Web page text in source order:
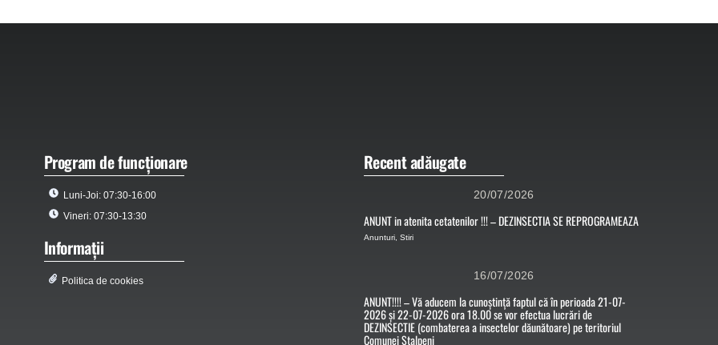
Program de funcționare
Luni-Joi: 07:30-16:00
Vineri: 07:30-13:30
Informații
Politica de cookies
Recent adăugate
20/07/2026
ANUNT in atenita cetatenilor !!! – DEZINSECTIA SE REPROGRAMEAZA
Anunturi, Stiri
16/07/2026
ANUNT!!!! – Vă aducem la cunoștință faptul că în perioada 21-07-
2026 și 22-07-2026 ora 18.00 se vor efectua lucrări de
DEZINSECTIE (combaterea a insectelor dăunătoare) pe teritoriul
Comunei Stalpeni